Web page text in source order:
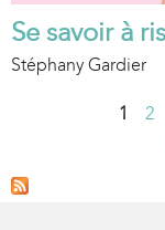
Se savoir à
Stéphany Gardier
a
1 2